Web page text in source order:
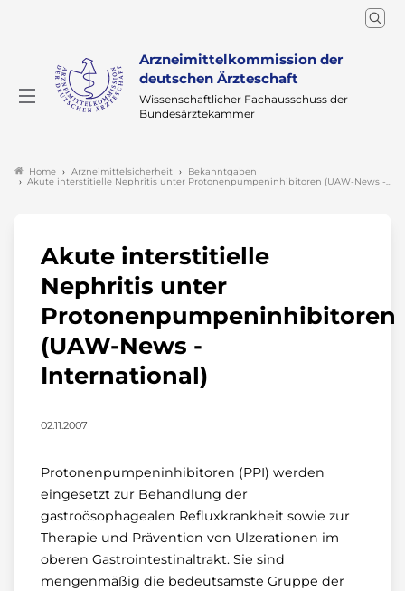
Arzneimittelkommission der
deutschen Ärzteschaft
Wissenschaftlicher Fachausschuss der
Bundesärztekammer
Home Arzneimittelsicherheit
Bekanntgaben
Akute interstitielle Nephritis unter Protonenpumpeninhibitoren (UAW-News -…
Akute interstitielle
Nephritis unter
Protonenpumpeninhibitoren
(UAW-News -
International)
02.11.2007
Protonenpumpeninhibitoren (PPI) werden
eingesetzt zur Behandlung der
gastroösophagealen Refluxkrankheit sowie zur
Therapie und Prävention von Ulzerationen im
oberen Gastrointestinaltrakt. Sie sind
mengenmäßig die bedeutsamste Gruppe der